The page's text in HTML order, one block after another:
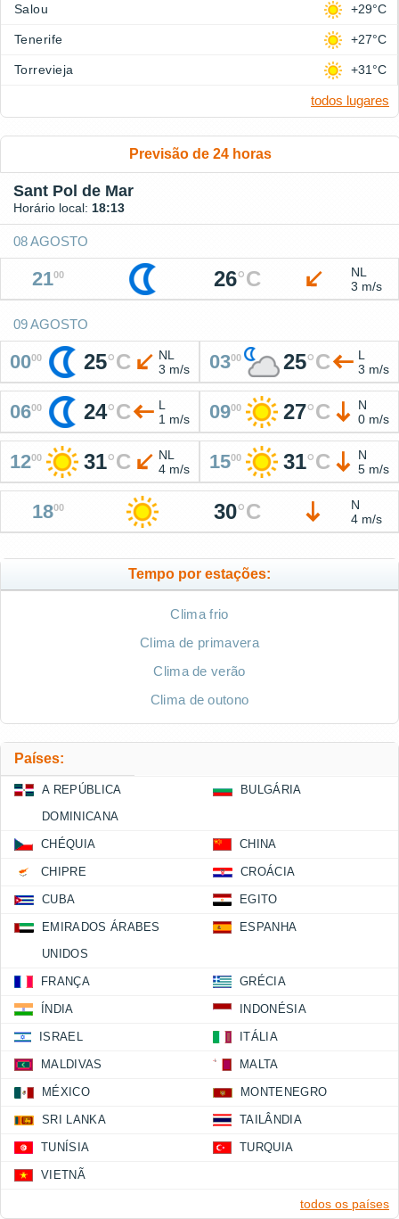
Salou +29°C
Tenerife +27°C
Torrevieja +31°C
todos lugares
Previsão de 24 horas
Sant Pol de Mar
Horário local: 18:13
08 AGOSTO
2100 26°C
NL
3 m/s
09 AGOSTO
0000 25°C
NL
3 m/s
0300 25°C
L
3 m/s
0600 24°C
L
1 m/s
0900 27°C
N
0 m/s
1200 31°C
NL
4 m/s
1500 31°C
N
5 m/s
1800 30°C
N
4 m/s
Tempo por estações:
Clima frio
Clima de primavera
Clima de verão
Clima de outono
Países:
A REPÚBLICA
DOMINICANA
BULGÁRIA
CHÉQUIA CHINA
CHIPRE CROÁCIA
CUBA EGITO
EMIRADOS ÁRABES
UNIDOS
ESPANHA
FRANÇA GRÉCIA
ÍNDIA INDONÉSIA
ISRAEL ITÁLIA
MALDIVAS MALTA
MÉXICO MONTENEGRO
SRI LANKA TAILÂNDIA
TUNÍSIA TURQUIA
VIETNÃ
todos os países